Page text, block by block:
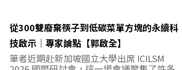
從300雙廢棄筷子到低碳菜單方塊的永續科
技啟示｜專家論點【郭啟全】
筆者近期赴新加坡國立大學出席 ICILSM